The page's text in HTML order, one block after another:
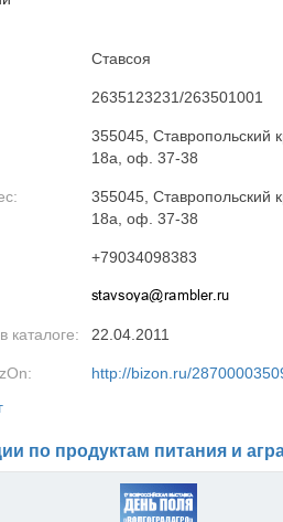
Ставсоя
2635123231/263501001
355045, Ставропольский
18а, оф. 37-38
355045, Ставропольский
18а, оф. 37-38
+79034098383
каталоге: 22.04.2011
http://bizon.ru/
по продуктам питания и